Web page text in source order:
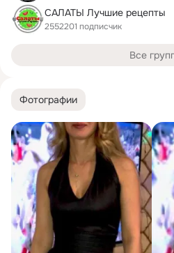
Фотографии
САЛАТЫ Лучшие рецепты
2552201 подписчик
Все